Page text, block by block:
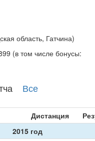
область, Гатчина)
(в том числе бонусы:
Все
Дистанция
2015 год